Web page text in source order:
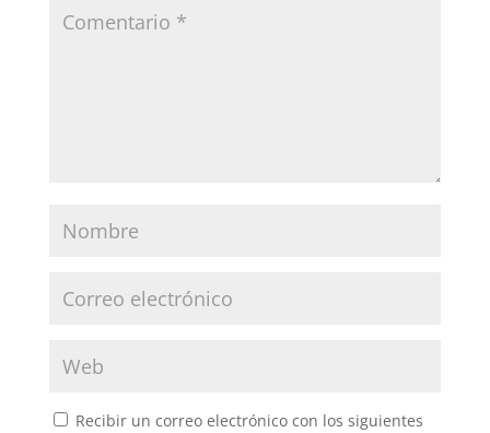
Recibir un correo electrónico con los siguientes